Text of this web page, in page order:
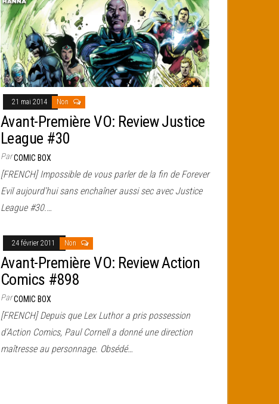
21 mai 2014 Non
Avant-Première VO: Review Justice
League #30
ParCOMIC BOX
[FRENCH] Impossible de vous parler de la fin de Forever
Evil aujourd’hui sans enchaîner aussi sec avec Justice
League #30.…
24 février 2011 Non
Avant-Première VO: Review Action
Comics #898
ParCOMIC BOX
[FRENCH] Depuis que Lex Luthor a pris possession
d’Action Comics, Paul Cornell a donné une direction
maîtresse au personnage. Obsédé…